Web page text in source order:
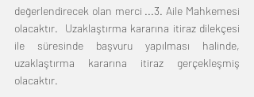
değerlendirecek olan merci ...3. Aile Mahkemesi
olacaktır.  Uzaklaştırma kararına itiraz dilekçesi
ile süresinde başvuru yapılması halinde,
uzaklaştırma kararına itiraz gerçekleşmiş
olacaktır.